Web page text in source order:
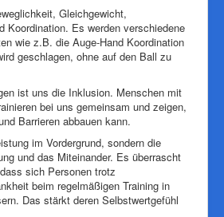
Gleichgewicht,
Koordination. Es werden verschiedene
wie z.B. die Auge-Hand Koordination
geschlagen, ohne auf den Ball zu
ist uns die Inklusion. Menschen mit
bei uns gemeinsam und zeigen,
Barrieren abbauen kann.
im Vordergrund, sondern die
und das Miteinander. Es überrascht
sich Personen trotz
beim regelmäßigen Training in
Das stärkt deren Selbstwertgefühl